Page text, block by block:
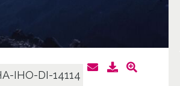
IHO-DI-14114